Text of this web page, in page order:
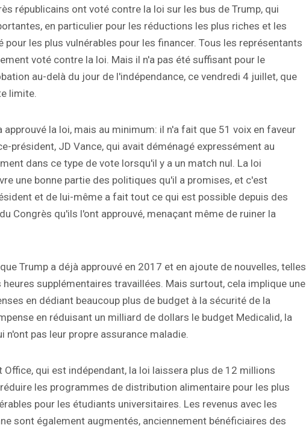
républicains ont voté contre la loi sur les bus de Trump, qui
en particulier pour les réductions les plus riches et les
les plus vulnérables pour les financer. Tous les représentants
voté contre la loi. Mais il n'a pas été suffisant pour le
au-delà du jour de l'indépendance, ce vendredi 4 juillet, que
limite.
la loi, mais au minimum: il n'a fait que 51 voix en faveur
président, JD Vance, qui avait déménagé expressément au
dans ce type de vote lorsqu'il y a un match nul. La loi
une bonne partie des politiques qu'il a promises, et c'est
et de lui-même a fait tout ce qui est possible depuis des
Congrès qu'ils l'ont approuvé, menaçant même de ruiner la
Trump a déjà approuvé en 2017 et en ajoute de nouvelles, telles
supplémentaires travaillées. Mais surtout, cela implique une
en dédiant beaucoup plus de budget à la sécurité de la
en réduisant un milliard de dollars le budget Medicalid, la
n'ont pas leur propre assurance maladie.
qui est indépendant, la loi laissera plus de 12 millions
les programmes de distribution alimentaire pour les plus
pour les étudiants universitaires. Les revenus avec les
sont également augmentés, anciennement bénéficiaires des